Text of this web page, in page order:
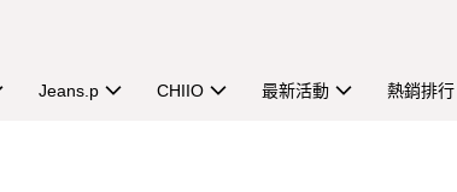
Jeans.p CHIIO 最新活動 熱銷排行